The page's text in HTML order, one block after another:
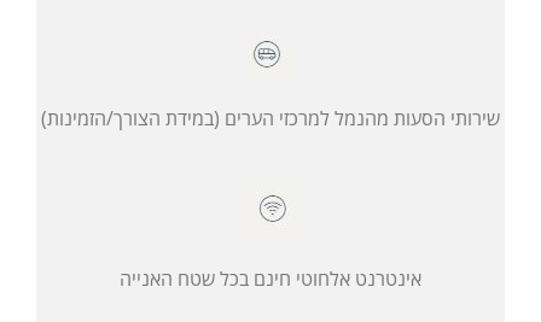
שירותי הסעות מהנמל למרכזי הערים (במידת הצורך/הזמינות)
אינטרנט אלחוטי חינם בכל שטח האנייה